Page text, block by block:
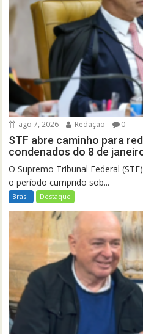
ago 7, 2026 Redação 0
STF abre caminho para
condenados do 8 de
O Supremo Tribunal Federal
o período cumprido sob...
Brasil Destaque